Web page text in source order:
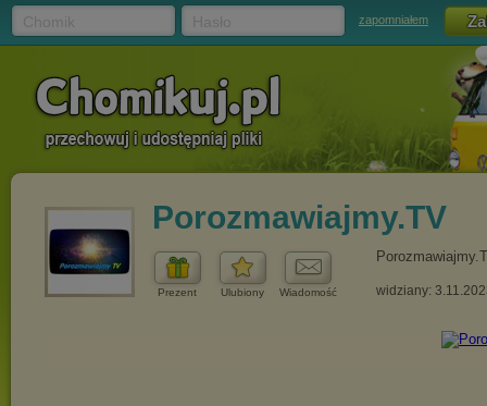
zapomniałem
Porozmawiajmy.TV
Prezent Ulubiony Wiadomość widziany: